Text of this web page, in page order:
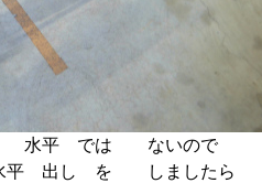
平 では ないので
出し を しましたら